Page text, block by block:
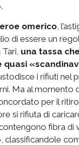
omerico ,
di essere un
una tassa
quasi
i rifiuti nel
Ma al momento
per il
si rifiuta di
fibra di
classificandole